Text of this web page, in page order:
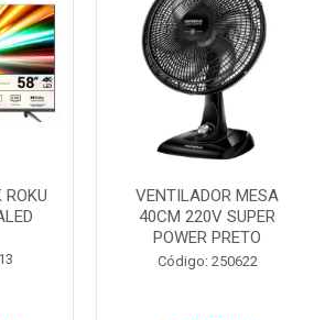
VENTILADOR MESA
40CM 220V SUPER
POWER PRETO
Código: 250622